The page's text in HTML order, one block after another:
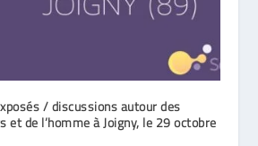
/ discussions autour des
et de l’homme à Joigny, le 29 octobre